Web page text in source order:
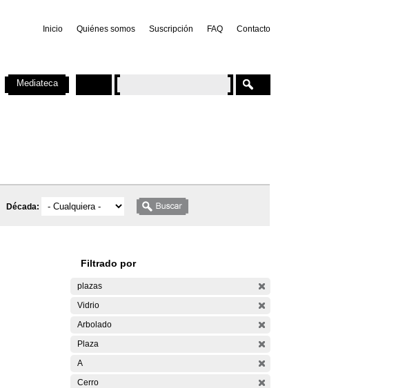
Inicio Quiénes somos Suscripción FAQ Contacto
Década:
Filtrado por
plazas
Vidrio
Arbolado
Plaza
A
Cerro
Mediateca